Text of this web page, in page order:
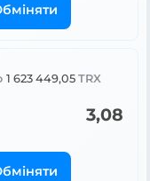
1 623 449,05 TRX
3,08